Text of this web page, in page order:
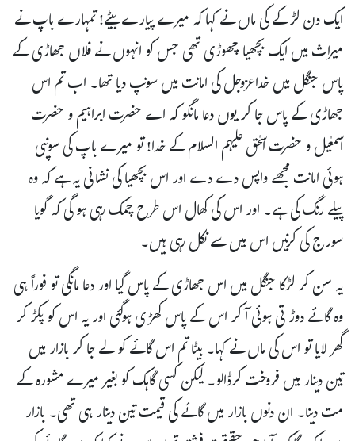
ایک دن لڑکے کی ماں نے کہا کہ میرے پیارے بیٹے! تمہارے باپ نے
میراث میں ایک بچھیا چھوڑی تھی جس کو انہوں نے فلاں جھاڑی کے
پاس جنگل میں خداعزوجل کی امانت میں سونپ دیا تھا۔ اب تم اس
جھاڑی کے پاس جا کر یوں دعا مانگو کہ اے حضرت ابراہیم و حضرت
اسمعٰیل و حضرت اسحٰق علیہم السلام کے خدا! تو میرے باپ کی سونپی
ہوئی امانت مجھے واپس دے دے اور اس بچھیا کی نشانی یہ ہے کہ وہ
پیلے رنگ کی ہے۔ اور اس کی کھال اس طرح چمک رہی ہو گی کہ گویا
سورج کی کرنیں اس میں سے نکل رہی ہیں۔
یہ سن کر لڑکا جنگل میں اس جھاڑی کے پاس گیا اور دعا مانگی تو فوراً ہی
وہ گائے دوڑتی ہوئی آ کر اس کے پاس کھڑی ہوگئی اور یہ اس کو پکڑ کر
گھر لایا تو اس کی ماں نے کہا۔ بیٹا تم اس گائے کو لے جا کر بازار میں
تین دینار میں فروخت کرڈالو۔ لیکن کسی گاہک کو بغیر میرے مشورہ کے
مت دینا۔ ان دنوں بازار میں گائے کی قیمت تین دینار ہی تھی۔ بازار